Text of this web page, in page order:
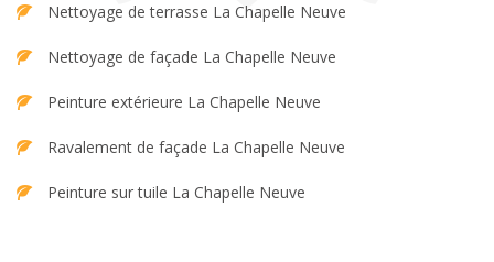
Nettoyage de terrasse La Chapelle Neuve
Nettoyage de façade La Chapelle Neuve
Peinture extérieure La Chapelle Neuve
Ravalement de façade La Chapelle Neuve
Peinture sur tuile La Chapelle Neuve